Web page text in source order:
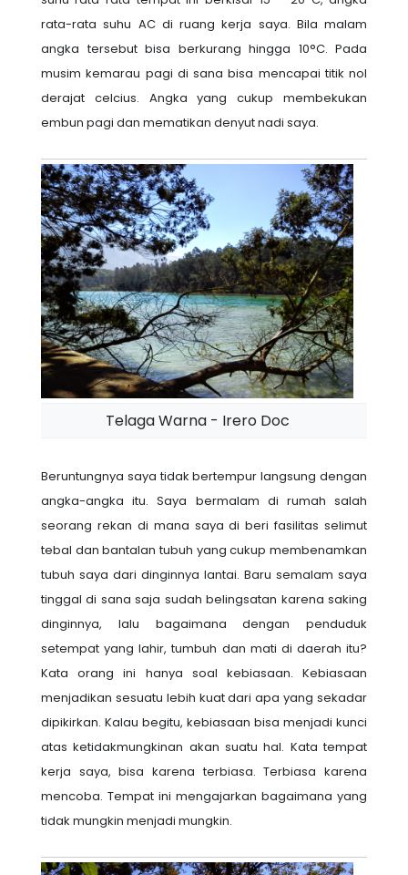
rata-rata suhu AC di ruang kerja saya. Bila malam
angka tersebut bisa berkurang hingga 10°C. Pada
musim kemarau pagi di sana bisa mencapai titik nol
derajat celcius. Angka yang cukup membekukan
embun pagi dan mematikan denyut nadi saya.
Telaga Warna - Irero Doc
Beruntungnya saya tidak bertempur langsung dengan
angka-angka itu. Saya bermalam di rumah salah
seorang rekan di mana saya di beri fasilitas selimut
tebal dan bantalan tubuh yang cukup membenamkan
tubuh saya dari dinginnya lantai. Baru semalam saya
tinggal di sana saja sudah belingsatan karena saking
dinginnya, lalu bagaimana dengan penduduk
setempat yang lahir, tumbuh dan mati di daerah itu?
Kata orang ini hanya soal kebiasaan. Kebiasaan
menjadikan sesuatu lebih kuat dari apa yang sekadar
dipikirkan. Kalau begitu, kebiasaan bisa menjadi kunci
atas ketidakmungkinan akan suatu hal. Kata tempat
kerja saya, bisa karena terbiasa. Terbiasa karena
mencoba. Tempat ini mengajarkan bagaimana yang
tidak mungkin menjadi mungkin.